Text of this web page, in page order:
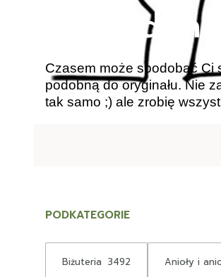
Sprzedane
Czasem może spodobać Ci
podobną do oryginału. Nie
tak samo ;) ale zrobię
PODKATEGORIE
Biżuteria 3492 Anioły i